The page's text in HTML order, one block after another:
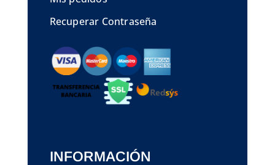
Recuperar Contraseña
INFORMACIÓN